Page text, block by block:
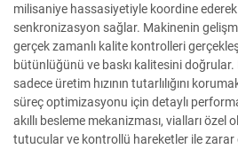
milisaniye hassasiyetiyle koordine
senkronizasyon sağlar. Makinenin
gerçek zamanlı kalite kontrolleri
bütünlüğünü ve baskı kalitesini
sadece üretim hızının tutarlılığını
süreç optimizasyonu için detaylı
akıllı besleme mekanizması, vialları özel
tutucular ve kontrollü hareketler ile zarar